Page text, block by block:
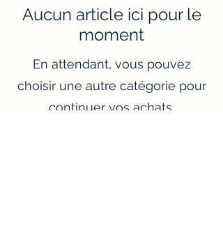
Aucun article ici pour le
moment
En attendant, vous pouvez
choisir une autre catégorie pour
continuer vos achats.